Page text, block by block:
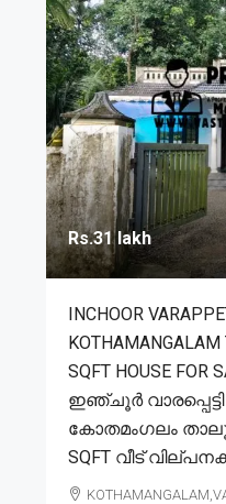
Rs.31 lakh
INCHOOR
SQFT HOUSE FOR
ഇഞ്ചൂർ
കോതമംഗലം
SQFT വീട്